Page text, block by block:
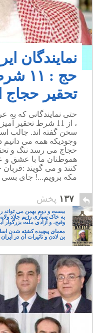
نمایندگان
حج :
تحقیر
حتی نمایندگانی که به
، از 11 شرط
سخن گفته اند. جالب
وجودیکه همه می دانیم
حجاج می رسد ننگ و
هموطنان ما با عشق و
کنند و می گویند
مکه برویم...! جای
۱۳۷ پخش
بیست و دوم بهمن می تواند
به خاک سپاری رژیم جلاد
وقیح، و آزادی ملت بزرگوار
باشد
معمای پیچیده کشته شدن
بن لادن و تاثیرات آن در ایران